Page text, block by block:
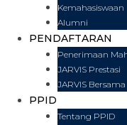
Kemahasiswaan
Alumni
PENDAFTARAN
Penerimaan
JARVIS Prestasi
JARVIS Bersama
PPID
Tentang PPID